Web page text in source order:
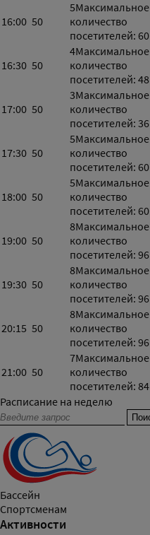
16:00 50
5Максимальное
количество
посетителей: 60
16:30 50
4Максимальное
количество
посетителей: 48
17:00 50
3Максимальное
количество
посетителей: 36
17:30 50
5Максимальное
количество
посетителей: 60
18:00 50
5Максимальное
количество
посетителей: 60
19:00 50
8Максимальное
количество
посетителей: 96
19:30 50
8Максимальное
количество
посетителей: 96
20:15 50
8Максимальное
количество
посетителей: 96
21:00 50
7Максимальное
количество
посетителей: 84
Расписание на неделю
Бассейн
Спортсменам
Активности